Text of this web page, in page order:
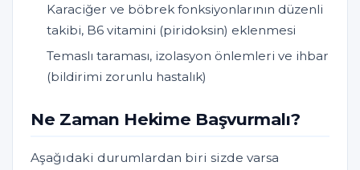
Karaciğer ve böbrek fonksiyonlarının düzenli
takibi, B6 vitamini (piridoksin) eklenmesi
Temaslı taraması, izolasyon önlemleri ve ihbar
(bildirimi zorunlu hastalık)
Ne Zaman Hekime Başvurmalı?
Aşağıdaki durumlardan biri sizde varsa